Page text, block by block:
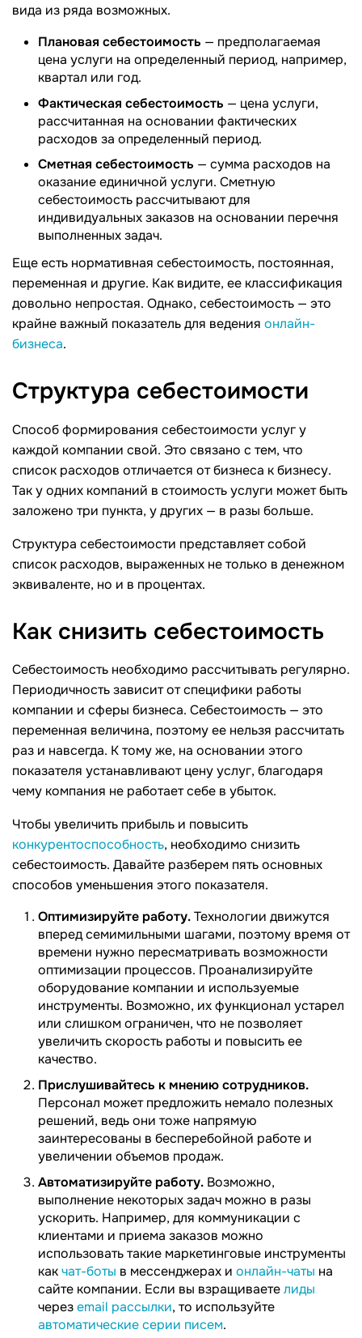
вида из ряда возможных.
Плановая себестоимость — предполагаемая
цена услуги на определенный период, например,
квартал или год.
Фактическая себестоимость — цена услуги,
рассчитанная на основании фактических
расходов за определенный период.
Сметная себестоимость — сумма расходов на
оказание единичной услуги. Сметную
себестоимость рассчитывают для
индивидуальных заказов на основании перечня
выполненных задач.
Еще есть нормативная себестоимость, постоянная,
переменная и другие. Как видите, ее классификация
довольно непростая. Однако, себестоимость — это
крайне важный показатель для ведения онлайн-
бизнеса.
Структура себестоимости
Способ формирования себестоимости услуг у
каждой компании свой. Это связано с тем, что
список расходов отличается от бизнеса к бизнесу.
Так у одних компаний в стоимость услуги может быть
заложено три пункта, у других — в разы больше.
Структура себестоимости представляет собой
список расходов, выраженных не только в денежном
эквиваленте, но и в процентах.
Как снизить себестоимость
Себестоимость необходимо рассчитывать регулярно.
Периодичность зависит от специфики работы
компании и сферы бизнеса. Себестоимость — это
переменная величина, поэтому ее нельзя рассчитать
раз и навсегда. К тому же, на основании этого
показателя устанавливают цену услуг, благодаря
чему компания не работает себе в убыток.
Чтобы увеличить прибыль и повысить
конкурентоспособность, необходимо снизить
себестоимость. Давайте разберем пять основных
способов уменьшения этого показателя.
Оптимизируйте работу.Технологии движутся
вперед семимильными шагами, поэтому время от
времени нужно пересматривать возможности
оптимизации процессов. Проанализируйте
оборудование компании и используемые
инструменты. Возможно, их функционал устарел
или слишком ограничен, что не позволяет
увеличить скорость работы и повысить ее
качество.
Прислушивайтесь к мнению сотрудников.
Персонал может предложить немало полезных
решений, ведь они тоже напрямую
заинтересованы в бесперебойной работе и
увеличении объемов продаж.
Автоматизируйте работу. Возможно,
выполнение некоторых задач можно в разы
ускорить. Например, для коммуникации с
клиентами и приема заказов можно
использовать такие маркетинговые инструменты
какчат-боты в мессенджерах и онлайн-чаты на
сайте компании. Если вы взращиваетелиды
черезemail рассылки, то используйте
автоматические серии писем.